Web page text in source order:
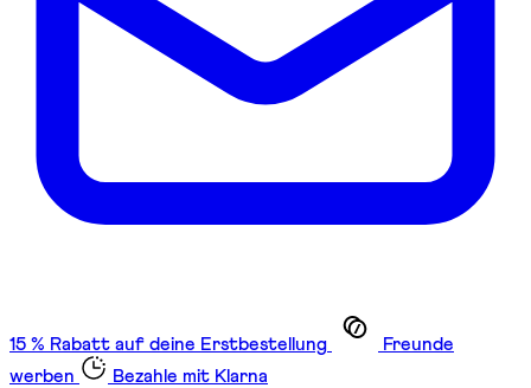
15 % Rabatt auf deine Erstbestellung
Freunde
werben
Bezahle mit Klarna